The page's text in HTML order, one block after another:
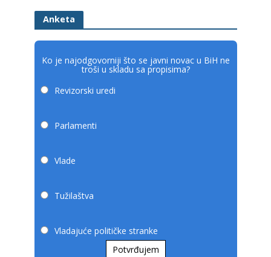
Anketa
Ko je najodgovorniji što se javni novac u BiH ne
troši u skladu sa propisima?
Revizorski uredi
Parlamenti
Vlade
Tužilaštva
Vladajuće političke stranke
Potvrđujem